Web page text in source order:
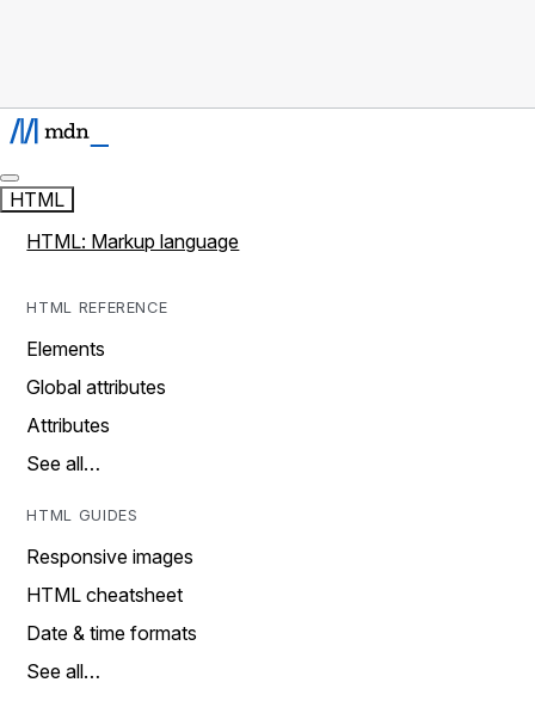
HTML
HTML: Markup language
HTML REFERENCE
Elements
Global attributes
Attributes
See all…
HTML GUIDES
Responsive images
HTML cheatsheet
Date & time formats
See all…